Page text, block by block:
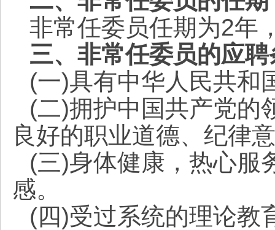
非常任委员任期为2年
三、非常任委员的应聘
(一)具有中华人民共和
(二)拥护中国共产党的
良好的职业道德、纪律
(三)身体健康，热心服
感。
(四)受过系统的理论教